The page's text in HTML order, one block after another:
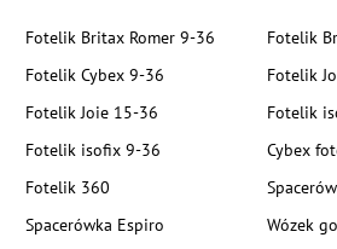
Fotelik Britax Romer 9-36
Fotelik
Fotelik Cybex 9-36
Fotelik
Fotelik Joie 15-36
Fotelik
Fotelik isofix 9-36
Cybex
Fotelik 360
Spacerówka Espiro
Wózek